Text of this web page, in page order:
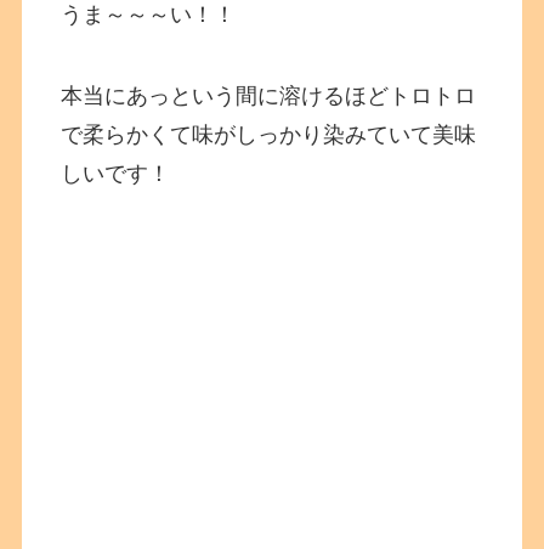
うま～～～い！！
本当にあっという間に溶けるほどトロトロ
で柔らかくて味がしっかり染みていて美味
しいです！